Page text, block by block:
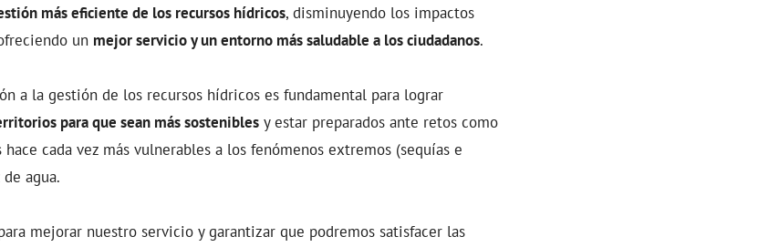
más eficiente de los recursos hídricos, disminuyendo los impactos
un mejor servicio y un entorno más saludable a los ciudadanos.
a la gestión de los recursos hídricos es fundamental para lograr
para que sean más sostenibles y estar preparados ante retos como
hace cada vez más vulnerables a los fenómenos extremos (sequías e
agua.
mejorar nuestro servicio y garantizar que podremos satisfacer las